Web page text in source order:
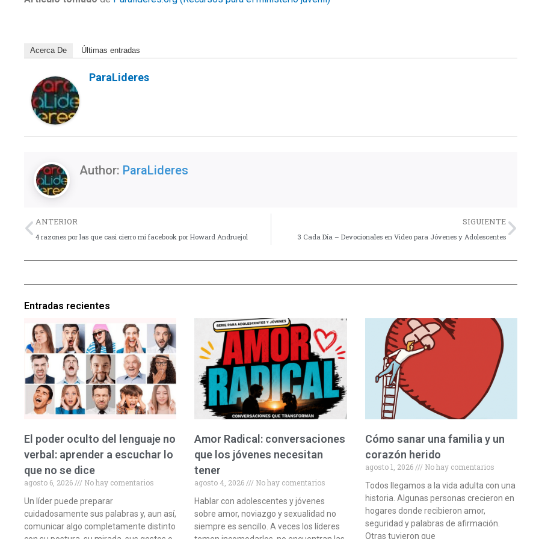
Acerca De Últimas entradas
ParaLideres
Author: ParaLideres
Previo
ANTERIOR
4 razones por las que casi cierro mi facebook por Howard Andruejol
SIGUIENTE
3 Cada Día – Devocionales en Video para Jóvenes y Adolescentes
Entradas recientes
El poder oculto del lenguaje no
verbal: aprender a escuchar lo
que no se dice
agosto 6, 2026
No hay comentarios
Un líder puede preparar
cuidadosamente sus palabras y, aun así,
comunicar algo completamente distinto
Amor Radical: conversaciones
que los jóvenes necesitan
tener
agosto 4, 2026
No hay comentarios
Hablar con adolescentes y jóvenes
sobre amor, noviazgo y sexualidad no
siempre es sencillo. A veces los líderes
Cómo sanar una familia y un
corazón herido
agosto 1, 2026
No hay comentarios
Todos llegamos a la vida adulta con una
historia. Algunas personas crecieron en
hogares donde recibieron amor,
seguridad y palabras de afirmación.
Otras tuvieron que